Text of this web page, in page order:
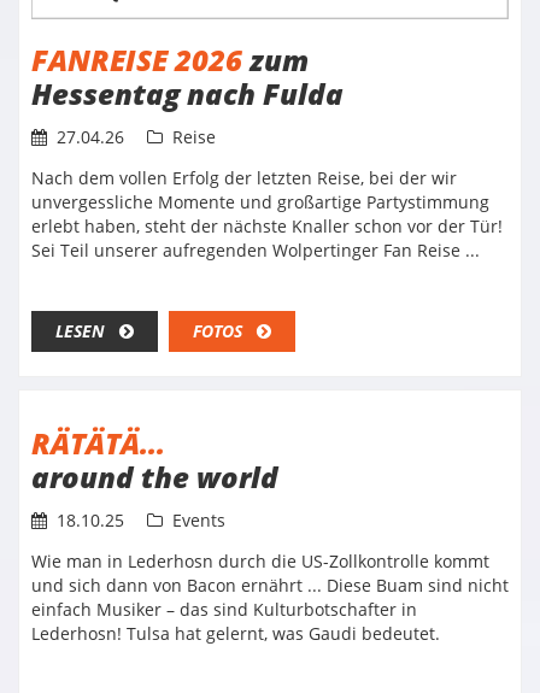
FANREISE 2026zum
Hessentag nach Fulda
27.04.26
Reise
Nach dem vollen Erfolg der letzten Reise, bei der wir
unvergessliche Momente und großartige Partystimmung
erlebt haben, steht der nächste Knaller schon vor der Tür!
Sei Teil unserer aufregenden Wolpertinger Fan Reise ...
LESEN FOTOS
RÄTÄTÄ...
around the world
18.10.25
Events
Wie man in Lederhosn durch die US-Zollkontrolle kommt
und sich dann von Bacon ernährt ... Diese Buam sind nicht
einfach Musiker – das sind Kulturbotschafter in
Lederhosn! Tulsa hat gelernt, was Gaudi bedeutet.